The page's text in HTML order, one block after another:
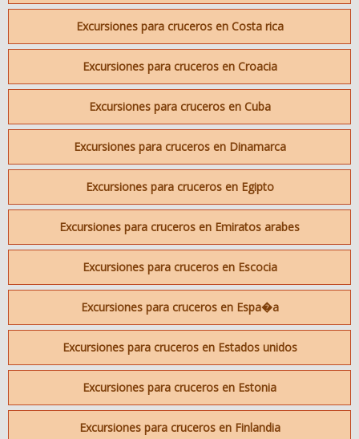
Excursiones para cruceros en Costa rica
Excursiones para cruceros en Croacia
Excursiones para cruceros en Cuba
Excursiones para cruceros en Dinamarca
Excursiones para cruceros en Egipto
Excursiones para cruceros en Emiratos arabes
Excursiones para cruceros en Escocia
Excursiones para cruceros en Espa�a
Excursiones para cruceros en Estados unidos
Excursiones para cruceros en Estonia
Excursiones para cruceros en Finlandia